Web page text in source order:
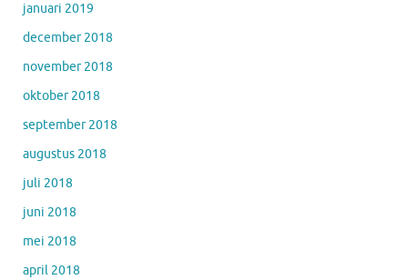
januari 2019
december 2018
november 2018
oktober 2018
september 2018
augustus 2018
juli 2018
juni 2018
mei 2018
april 2018